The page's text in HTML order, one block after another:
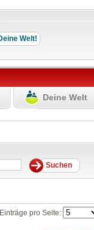
Deine Welt
Einträge pro Seite: